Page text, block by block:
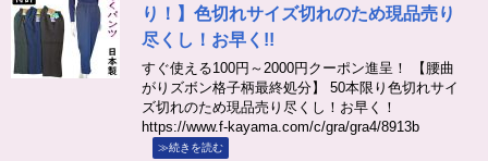
り！】色切れサイズ切れのため現品売り
尽くし！お早く!!
すぐ使える100円～2000円クーポン進呈！ 【腰曲
がりズボン格子柄最終処分】 50本限り色切れサイ
ズ切れのため現品売り尽くし！お早く！
https://www.f-kayama.com/c/gra/gra4/8913b
≫続きを読む